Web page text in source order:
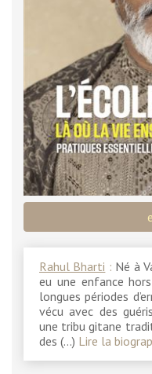
Rahul Bharti : Né à
eu une enfance
longues périodes
vécu avec des
une tribu gitane
des (…) Lire la